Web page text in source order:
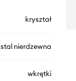
kryształ
stal nierdzewna
wkrętki